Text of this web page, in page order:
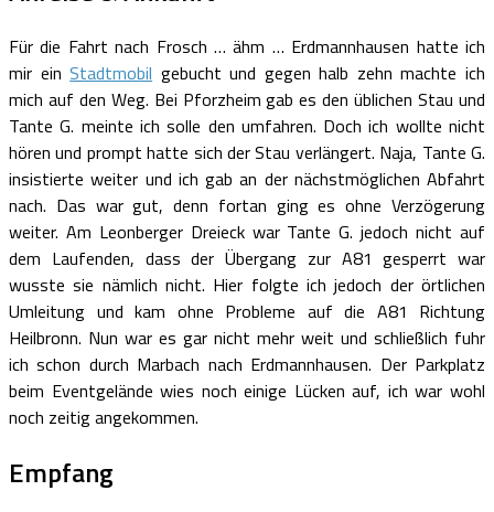
Für die Fahrt nach Frosch … ähm … Erdmannhausen hatte ich
mir einStadtmobil gebucht und gegen halb zehn machte ich
mich auf den Weg. Bei Pforzheim gab es den üblichen Stau und
Tante G. meinte ich solle den umfahren. Doch ich wollte nicht
hören und prompt hatte sich der Stau verlängert. Naja, Tante G.
insistierte weiter und ich gab an der nächstmöglichen Abfahrt
nach. Das war gut, denn fortan ging es ohne Verzögerung
weiter. Am Leonberger Dreieck war Tante G. jedoch nicht auf
dem Laufenden, dass der Übergang zur A81 gesperrt war
wusste sie nämlich nicht. Hier folgte ich jedoch der örtlichen
Umleitung und kam ohne Probleme auf die A81 Richtung
Heilbronn. Nun war es gar nicht mehr weit und schließlich fuhr
ich schon durch Marbach nach Erdmannhausen. Der Parkplatz
beim Eventgelände wies noch einige Lücken auf, ich war wohl
noch zeitig angekommen.
Empfang